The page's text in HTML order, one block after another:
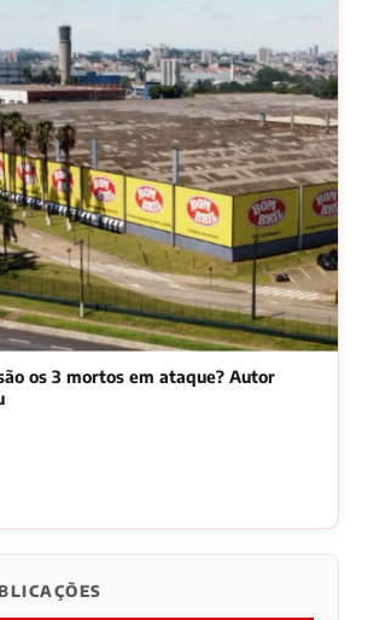
os 3 mortos em ataque? Autor